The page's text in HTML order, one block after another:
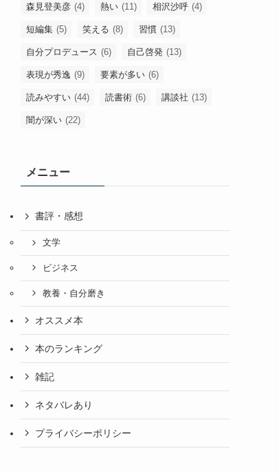
森見登美彦 (4) 熱い (11) 相沢沙呼 (4)
短編集 (5) 笑える (8) 習慣 (13)
自分プロデュース (6) 自己啓発 (13)
表現が秀逸 (9) 要素が多い (6)
読みやすい (44) 読書術 (6) 講談社 (13)
闇が深い (22)
メニュー
書評・感想
文学
ビジネス
教養・自分磨き
オススメ本
本のランキング
雑記
ネタバレあり
プライバシーポリシー